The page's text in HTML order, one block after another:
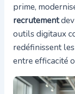
prime,
recrutement
outils digitaux
redéfinissent
entre efficacité